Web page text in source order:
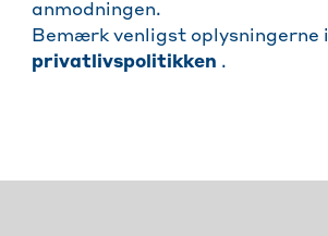
anmodningen.
Bemærk venligst oplysningerne i
privatlivspolitikken .